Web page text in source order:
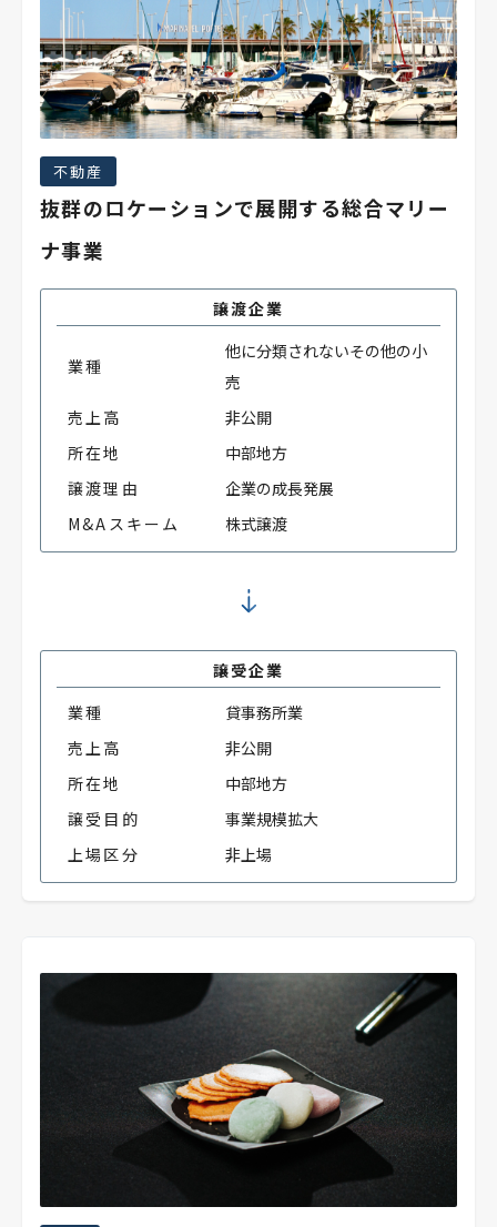
不動産
抜群のロケーションで展開する総合マリー
ナ事業
譲渡企業
業種
他に分類されないその他の小
売
売上高
非公開
所在地
中部地方
譲渡理由
企業の成長発展
M&Aスキーム
株式譲渡
譲受企業
業種
貸事務所業
売上高
非公開
所在地
中部地方
譲受目的
事業規模拡大
上場区分
非上場